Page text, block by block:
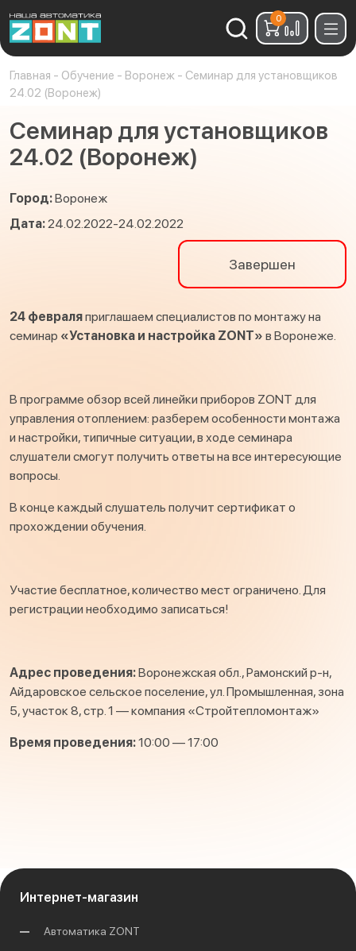
Найти:
0
Главная - Обучение - Воронеж - Семинар для установщиков
24.02 (Воронеж)
Семинар для установщиков
24.02 (Воронеж)
Город:Воронеж
Дата:24.02.2022-24.02.2022
Завершен
24 февраляприглашаем специалистов по монтажу на
семинар «Установка и настройка ZONT» в Воронеже.
В программе обзор всей линейки приборов ZONT для
управления отоплением: разберем особенности монтажа
и настройки, типичные ситуации, в ходе семинара
слушатели смогут получить ответы на все интересующие
вопросы.
В конце каждый слушатель получит сертификат о
прохождении обучения.
Участие бесплатное, количество мест ограничено. Для
регистрации необходимо записаться!
Адрес проведения:Воронежская обл., Рамонский р-н,
Айдаровское сельское поселение, ул. Промышленная, зона
5, участок 8, стр. 1 — компания «Стройтепломонтаж»
Время проведения:10:00 — 17:00
Интернет-магазин
Автоматика ZONT